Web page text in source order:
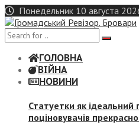
Skip
to
content
Понедельник 10 августа
ГОЛОВНА
ВІЙНА
НОВИНИ
Статуетки як ідеальний
поціновувачів